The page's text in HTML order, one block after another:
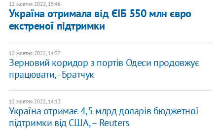
12 жовтня 2022, 15:46
Україна отримала від ЄІБ 550 млн євро
екстреної підтримки
12 жовтня 2022, 14:27
Зерновий коридор з портів Одеси продовжує
працювати, - Братчук
12 жовтня 2022, 14:13
Україна отримає 4,5 млрд доларів бюджетної
підтримки від США, – Reuters